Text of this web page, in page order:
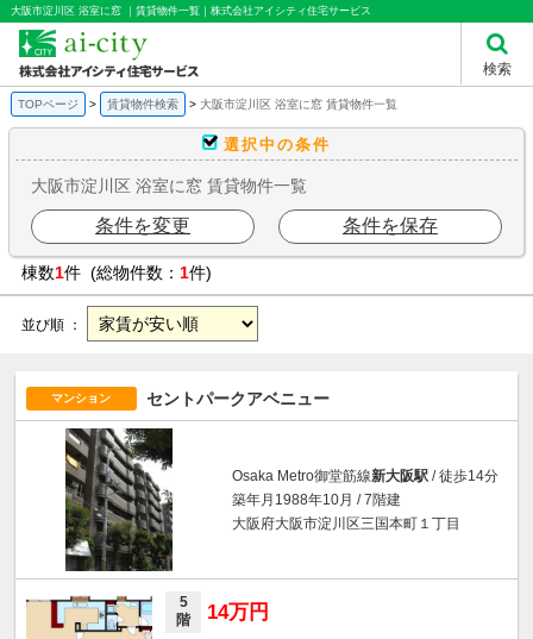
大阪市淀川区 浴室に窓 ｜賃貸物件一覧｜株式会社アイシティ住宅サービス
検索
TOPページ 賃貸物件検索 大阪市淀川区 浴室に窓 賃貸物件一覧
選択中の条件
大阪市淀川区 浴室に窓 賃貸物件一覧
条件を変更 条件を保存
棟数1件 (総物件数： 1件)
並び順 ：
マンション セントパークアベニュー
Osaka Metro御堂筋線新大阪駅 / 徒歩14分
築年月1988年10月 / 7階建
大阪府大阪市淀川区三国本町１丁目
5
階
14万円